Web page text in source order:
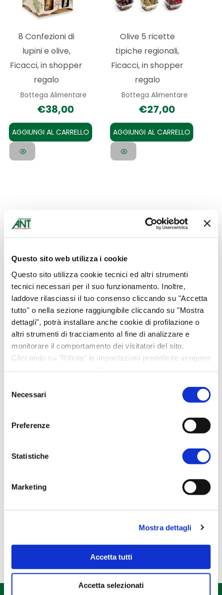
Questo sito web utilizza i cookie
Questo sito utilizza cookie tecnici ed altri strumenti
tecnici necessari per il suo funzionamento. Inoltre,
laddove rilasciassi il tuo consenso cliccando su "Accetta
tutto" o nella sezione raggiungibile cliccando su "Mostra
dettagli", potrà installare anche cookie di profilazione o
altri strumenti di tracciamento al fine di analizzare e
monitorare il comportamento dei visitatori del sito.
Cliccando su "Rifiuta" le impostazioni predefinite vengono
quello tecnico. Per maggiori informazioni visualizza la
delNecessari
Preferenze
Statistiche
Marketing
Mostra dettagli
Accetta tutti
Accetta selezionati
Prato
Abbigliamento
Bomboniere
Bottega Alimentare
Ciclamini
Cura del corpo
Donazioni
eventi
Idee per la casa
Libri e gadget
Regali NATALE
8 Confezioni di
lupini e olive,
Ficacci, in shopper
regalo
Bottega Alimentare
€38,00
AGGIUNGI AL CARRELLO
Olive 5 ricette
tipiche regionali,
Ficacci, in shopper
regalo
Bottega Alimentare
€27,00
AGGIUNGI AL CARRELLO